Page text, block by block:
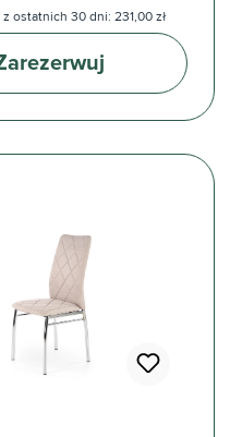
ostatnich 30 dni: 231,00 zł